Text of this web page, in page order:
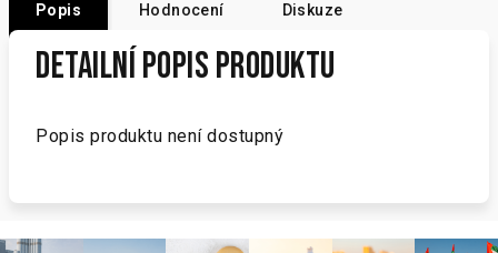
Popis Hodnocení Diskuze
Detailní popis produktu
Popis produktu není dostupný